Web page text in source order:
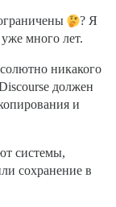
? Я
много лет.
никакого
должен
и
системы,
сохранение в